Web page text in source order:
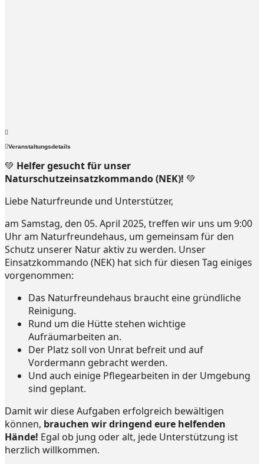
Veranstaltungsdetails
💚 Helfer gesucht für unser
Naturschutzeinsatzkommando (NEK)! 💚
Liebe Naturfreunde und Unterstützer,
am Samstag, den 05. April 2025, treffen wir uns um 9:00
Uhr am Naturfreundehaus, um gemeinsam für den
Schutz unserer Natur aktiv zu werden. Unser
Einsatzkommando (NEK) hat sich für diesen Tag einiges
vorgenommen:
Das Naturfreundehaus braucht eine gründliche
Reinigung.
Rund um die Hütte stehen wichtige
Aufräumarbeiten an.
Der Platz soll von Unrat befreit und auf
Vordermann gebracht werden.
Und auch einige Pflegearbeiten in der Umgebung
sind geplant.
Damit wir diese Aufgaben erfolgreich bewältigen
können, brauchen wir dringend eure helfenden
Hände! Egal ob jung oder alt, jede Unterstützung ist
herzlich willkommen.